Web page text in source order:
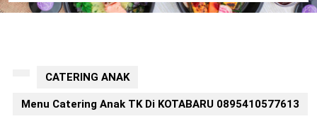
CATERING ANAK
Menu Catering Anak TK Di KOTABARU 0895410577613